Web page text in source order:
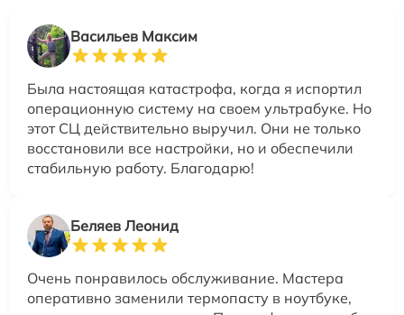
Васильев Максим
Была настоящая катастрофа, когда я испортил
операционную систему на своем ультрабуке. Но
этот СЦ действительно выручил. Они не только
восстановили все настройки, но и обеспечили
стабильную работу. Благодарю!
Беляев Леонид
Очень понравилось обслуживание. Мастера
оперативно заменили термопасту в ноутбуке,